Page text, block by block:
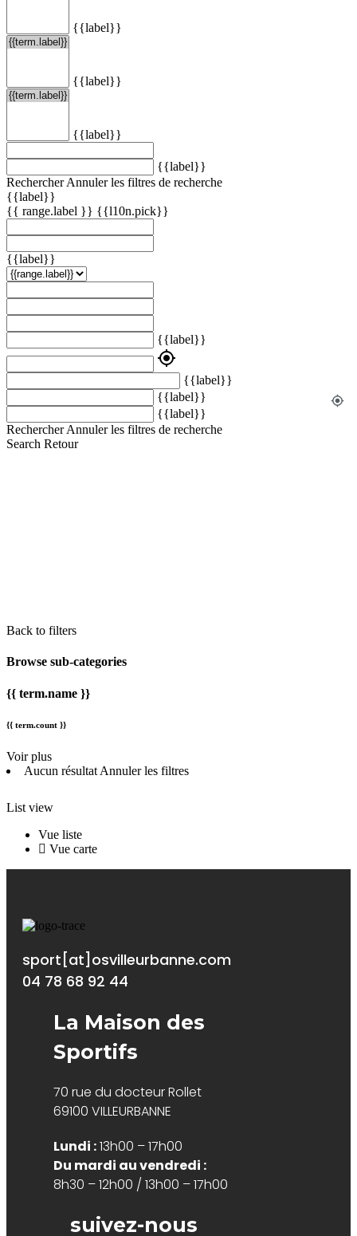
{{label}}
{{label}}
{{label}}
{{label}}
Rechercher Annuler les filtres de recherche
{{label}}
{{ range.label }} {{l10n.pick}}
{{label}}
{{label}}
my_location
my_location
{{label}}
{{label}}
{{label}}
Rechercher Annuler les filtres de recherche
Search Retour
Back to filters
Browse sub-categories
{{ term.name }}
{{ term.count }}
Voir plus
Aucun résultatAnnuler les filtres
List view
Vue liste
Vue carte
sport[at]osvilleurbanne.com
04 78 68 92 44
La Maison des
Sportifs
70 rue du docteur Rollet
69100 VILLEURBANNE
Lundi :13h00 – 17h00
Du mardi au vendredi :
8h30 – 12h00 / 13h00 – 17h00
suivez-nous